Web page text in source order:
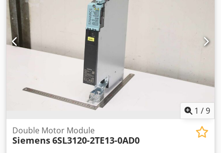
1 /9
Double Motor Module
Siemens6SL3120-2TE13-0AD0